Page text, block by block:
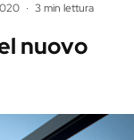
· 3 min lettura
nuovo